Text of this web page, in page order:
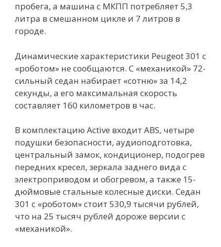
пробега, а машина с МКПП потребляет 5,3
литра в смешанном цикле и 7 литров в
городе.
Динамические характеристики Peugeot 301 с
«роботом» не сообщаются. С «механикой» 72-
сильный седан набирает «сотню» за 14,2
секунды, а его максимальная скорость
составляет 160 километров в час.
В комплектацию Active входит ABS, четыре
подушки безопасности, аудиоподготовка,
центральный замок, кондиционер, подогрев
передних кресел, зеркала заднего вида с
электроприводом и обогревом, а также 15-
дюймовые стальные колесные диски. Седан
301 с «роботом» стоит 530,9 тысячи рублей,
что на 25 тысяч рублей дороже версии с
«механикой».